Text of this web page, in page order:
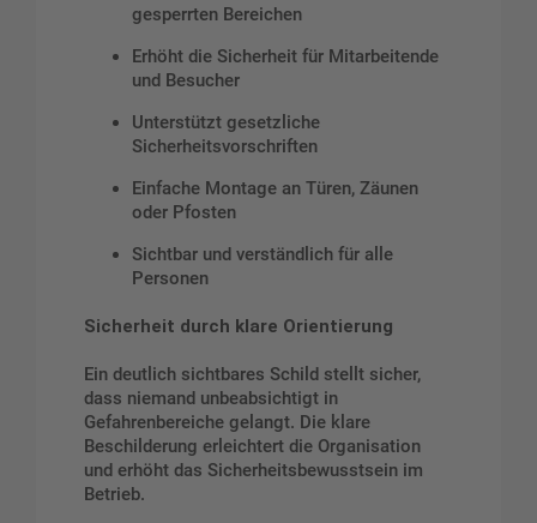
gesperrten Bereichen
Erhöht die Sicherheit für Mitarbeitende
und Besucher
Unterstützt gesetzliche
Sicherheitsvorschriften
Einfache Montage an Türen, Zäunen
oder Pfosten
Sichtbar und verständlich für alle
Personen
Sicherheit durch klare Orientierung
Ein deutlich sichtbares Schild stellt sicher,
dass niemand unbeabsichtigt in
Gefahrenbereiche gelangt. Die klare
Beschilderung erleichtert die Organisation
und erhöht das Sicherheitsbewusstsein im
Betrieb.